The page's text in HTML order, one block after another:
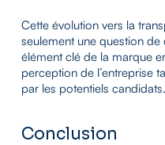
Cette évolution vers la
seulement une question
élément clé de la marque
perception de l’entreprise
par les potentiels candidats.
Conclusion